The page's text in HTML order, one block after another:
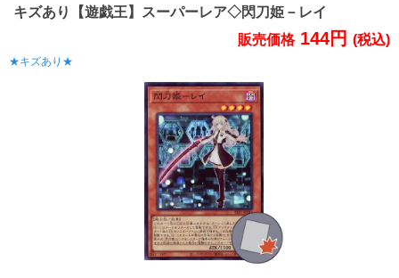
キズあり【遊戯王】スーパーレア◇閃刀姫－レイ
★キズあり★
販売価格 144円 (税込)